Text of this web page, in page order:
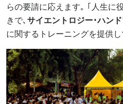
らの要請に応えます｡ ｢人生に
きで､ サイエントロジー･ハン
に関するトレーニングを提供し